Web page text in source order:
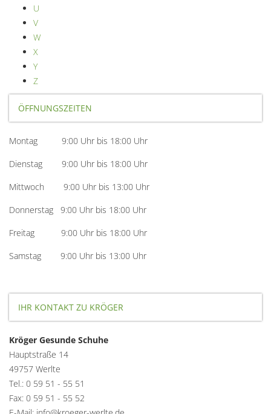
U
V
W
X
Y
Z
ÖFFNUNGSZEITEN
Montag 9:00 Uhr bis 18:00 Uhr
Dienstag 9:00 Uhr bis 18:00 Uhr
Mittwoch 9:00 Uhr bis 13:00 Uhr
Donnerstag 9:00 Uhr bis 18:00 Uhr
Freitag 9:00 Uhr bis 18:00 Uhr
Samstag 9:00 Uhr bis 13:00 Uhr
IHR KONTAKT ZU KRÖGER
Kröger Gesunde Schuhe
Hauptstraße 14
49757 Werlte
Tel.: 0 59 51 - 55 51
Fax: 0 59 51 - 55 52